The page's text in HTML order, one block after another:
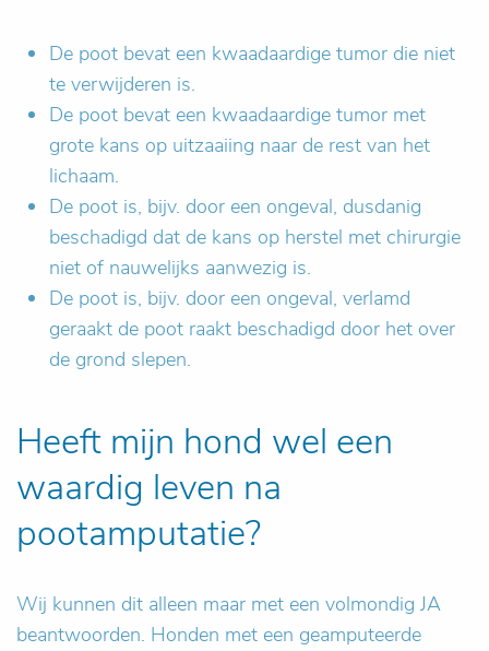
De poot bevat een kwaadaardige tumor die niet
te verwijderen is.
De poot bevat een kwaadaardige tumor met
grote kans op uitzaaiing naar de rest van het
lichaam.
De poot is, bijv. door een ongeval, dusdanig
beschadigd dat de kans op herstel met chirurgie
niet of nauwelijks aanwezig is.
De poot is, bijv. door een ongeval, verlamd
geraakt de poot raakt beschadigd door het over
de grond slepen.
Heeft mijn hond wel een
waardig leven na
pootamputatie?
Wij kunnen dit alleen maar met een volmondig JA
beantwoorden. Honden met een geamputeerde